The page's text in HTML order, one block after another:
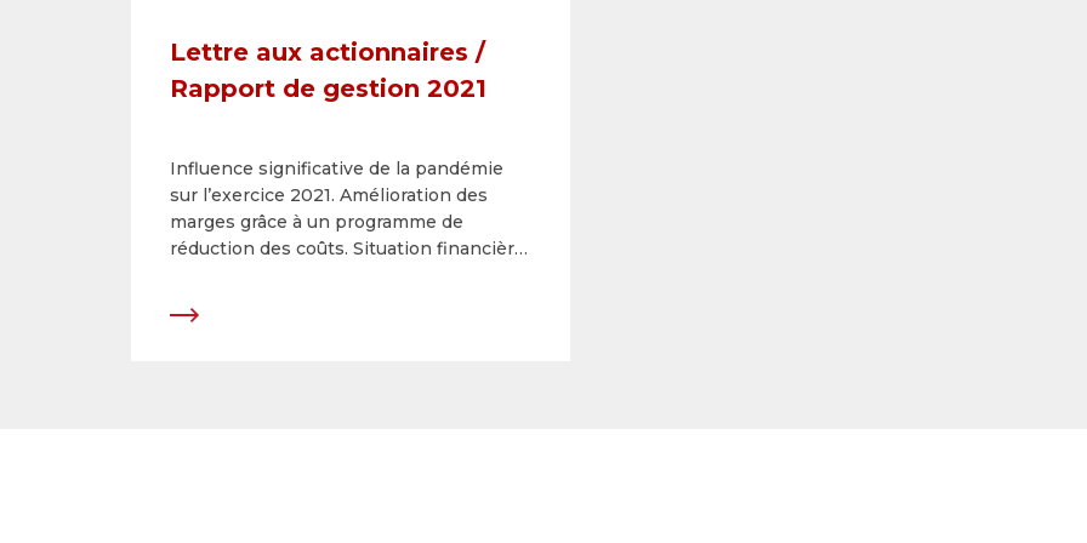
Lettre aux actionnaires /
Rapport de gestion 2021
Influence significative de la pandémie
sur l’exercice 2021. Amélioration des
marges grâce à un programme de
réduction des coûts. Situation financière